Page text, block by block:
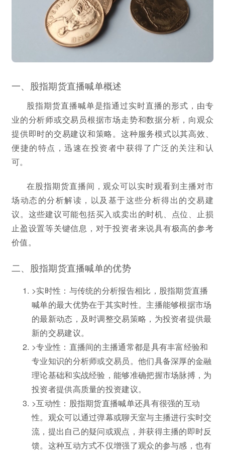
一、股指期货直播喊单概述
股指期货直播喊单是指通过实时直播的形式，由专
业的分析师或交易员根据市场走势和数据分析，向观众
提供即时的交易建议和策略。这种服务模式以其高效、
便捷的特点，迅速在投资者中获得了广泛的关注和认
可。
在股指期货直播间，观众可以实时观看到主播对市
场动态的分析解读，以及基于这些分析得出的交易建
议。这些建议可能包括买入或卖出的时机、点位、止损
止盈设置等关键信息，对于投资者来说具有极高的参考
价值。
二、股指期货直播喊单的优势
>实时性：与传统的分析报告相比，股指期货直播
喊单的最大优势在于其实时性。主播能够根据市场
的最新动态，及时调整交易策略，为投资者提供最
新的交易建议。
>专业性：直播间的主播通常都是具有丰富经验和
专业知识的分析师或交易员。他们具备深厚的金融
理论基础和实战经验，能够准确把握市场脉搏，为
投资者提供高质量的投资建议。
>互动性：股指期货直播喊单还具有很强的互动
性。观众可以通过弹幕或聊天室与主播进行实时交
流，提出自己的疑问或观点，并获得主播的即时反
馈。这种互动方式不仅增强了观众的参与感，也有